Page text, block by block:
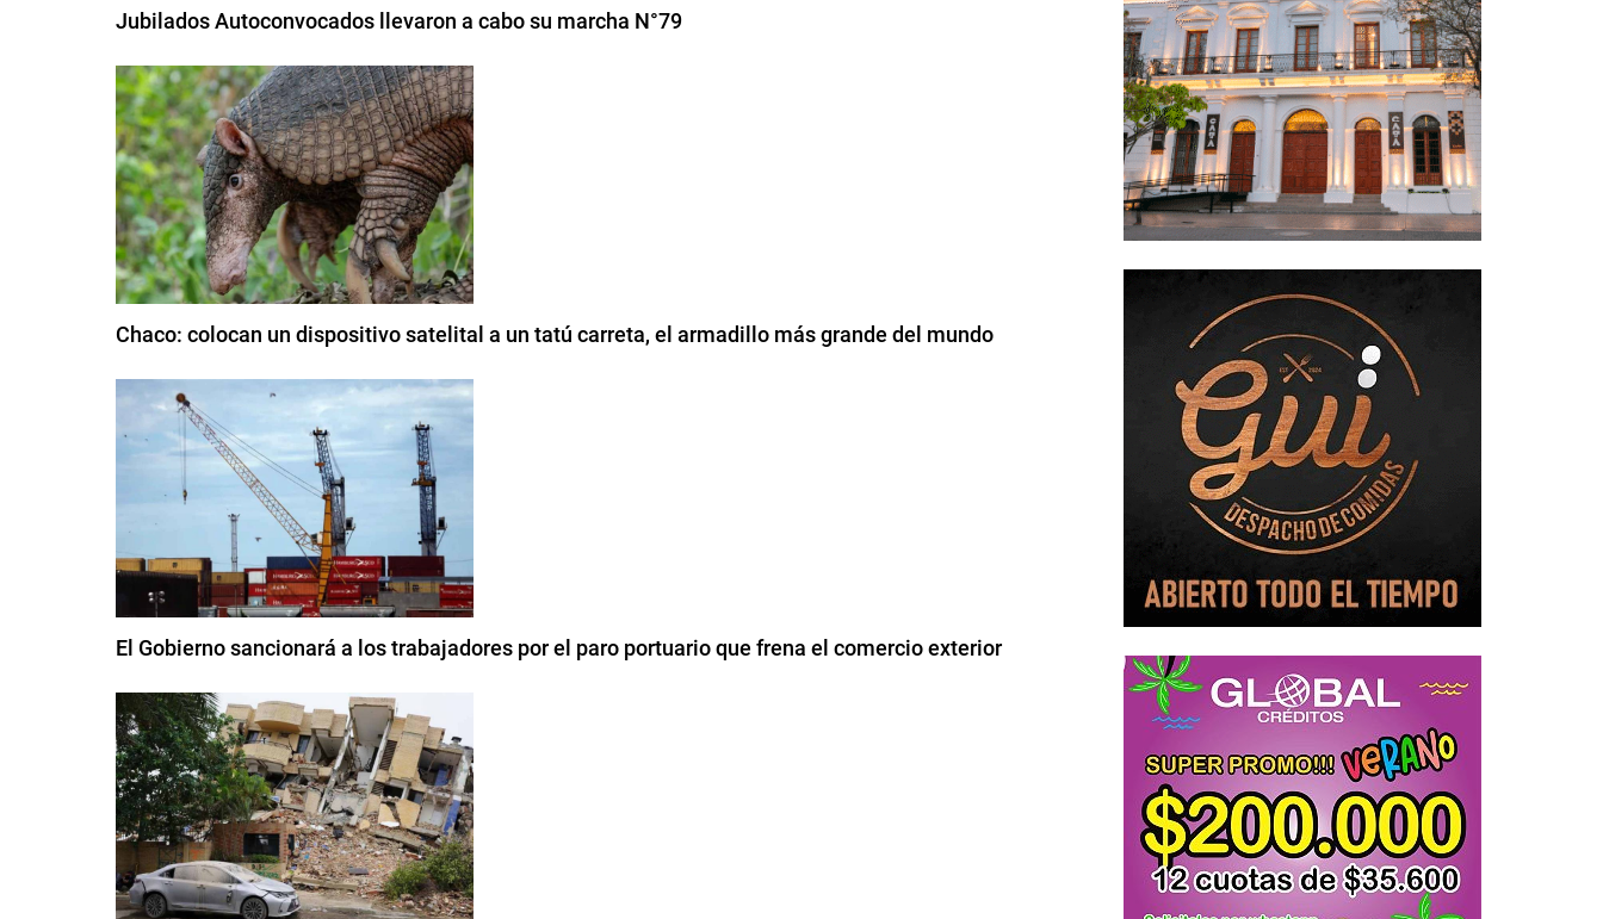
Jubilados Autoconvocados llevaron a cabo su marcha N°79
Chaco: colocan un dispositivo satelital a un tatú carreta, el armadillo más grande del mundo
El Gobierno sancionará a los trabajadores por el paro portuario que frena el comercio exterior